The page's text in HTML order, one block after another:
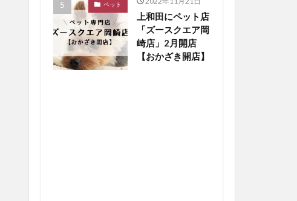
店】
ペット
上和田にペット店
「ズースクエア岡
崎店」2月開店
【おかざき開店】